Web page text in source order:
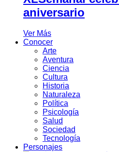
aniversario
Ver Más
Conocer
Arte
Aventura
Ciencia
Cultura
Historia
Naturaleza
Política
Psicología
Salud
Sociedad
Tecnología
Personajes